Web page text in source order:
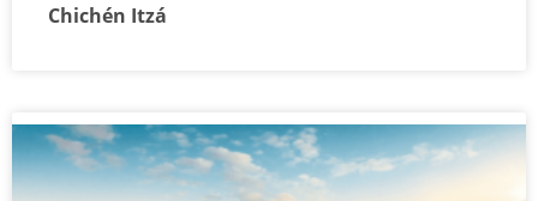
Chichén Itzá